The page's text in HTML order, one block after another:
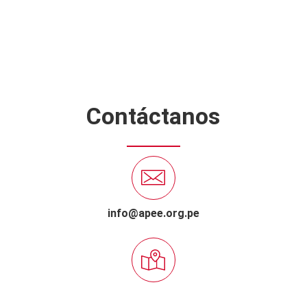
Contáctanos
info@apee.org.pe